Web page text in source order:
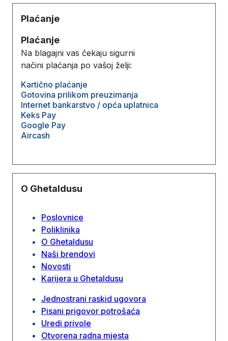
Plaćanje
Plaćanje
Na blagajni vas čekaju sigurni
načini plaćanja po vašoj želji:
Kartično plaćanje
Gotovina prilikom preuzimanja
Internet bankarstvo / opća uplatnica
Keks Pay
Google Pay
Aircash
O Ghetaldusu
Poslovnice
Poliklinika
O Ghetaldusu
Naši brendovi
Novosti
Karijera u Ghetaldusu
Jednostrani raskid ugovora
Pisani prigovor potrošaća
Uredi privole
Otvorena radna mjesta